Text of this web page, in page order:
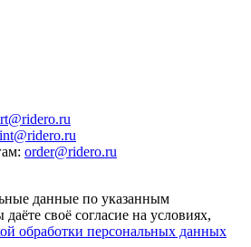
: order@ridero.ru
данные по указанным
своё согласие на условиях,
обработки персональных данных